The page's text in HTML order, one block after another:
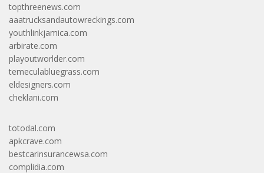
topthreenews.com
aaatrucksandautowreckings.com
youthlinkjamica.com
arbirate.com
playoutworlder.com
temeculabluegrass.com
eldesigners.com
cheklani.com
totodal.com
apkcrave.com
bestcarinsurancewsa.com
complidia.com